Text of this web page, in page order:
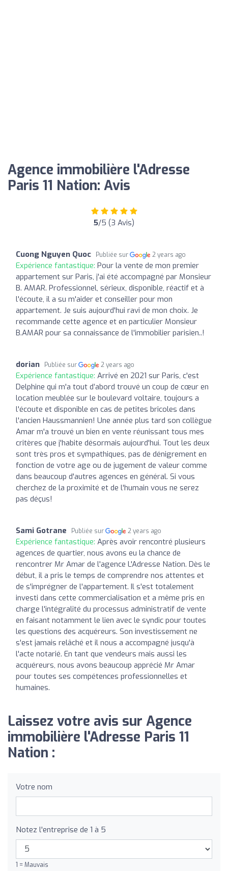
Agence immobilière l'Adresse
Paris 11 Nation: Avis
5/5 (3 Avis)
Cuong Nguyen Quoc Publiée sur 2 years ago
Expérience fantastique: Pour la vente de mon premier
appartement sur Paris, j'ai été accompagné par Monsieur
B. AMAR. Professionnel, sérieux, disponible, réactif et à
l'écoute, il a su m'aider et conseiller pour mon
appartement. Je suis aujourd'hui ravi de mon choix. Je
recommande cette agence et en particulier Monsieur
B.AMAR pour sa connaissance de l'immobilier parisien..!
dorian Publiée sur 2 years ago
Expérience fantastique: Arrivé en 2021 sur Paris, c'est
Delphine qui m'a tout d’abord trouvé un coup de cœur en
location meublée sur le boulevard voltaire, toujours a
l'écoute et disponible en cas de petites bricoles dans
l'ancien Haussmannien! Une année plus tard son collègue
Amar m'a trouvé un bien en vente réunissant tous mes
critères que j'habite désormais aujourd'hui. Tout les deux
sont très pros et sympathiques, pas de dénigrement en
fonction de votre age ou de jugement de valeur comme
dans beaucoup d'autres agences en général. Si vous
cherchez de la proximité et de l'humain vous ne serez
pas déçus!
Sami Gotrane Publiée sur 2 years ago
Expérience fantastique: Après avoir rencontré plusieurs
agences de quartier, nous avons eu la chance de
rencontrer Mr Amar de l'agence L'Adresse Nation. Dès le
début, il a pris le temps de comprendre nos attentes et
de s'imprégner de l'appartement. Il s'est totalement
investi dans cette commercialisation et a même pris en
charge l'intégralité du processus administratif de vente
en faisant notamment le lien avec le syndic pour toutes
les questions des acquéreurs. Son investissement ne
s'est jamais relâché et il nous a accompagné jusqu'à
l'acte notarié. En tant que vendeurs mais aussi les
acquéreurs, nous avons beaucoup apprécié Mr Amar
pour toutes ses compétences professionnelles et
humaines.
Laissez votre avis sur Agence
immobilière l'Adresse Paris 11
Nation :
Votre nom
Notez l'entreprise de 1 à 5
1 = Mauvais